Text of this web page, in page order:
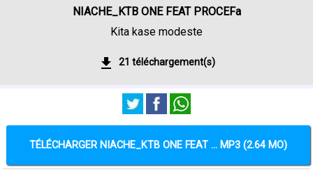
NIACHE_KTB ONE FEAT PROCEFa
Kita kase modeste
21 téléchargement(s)
TÉLÉCHARGER NIACHE_KTB ONE FEAT ... MP3 (2.64 MO)